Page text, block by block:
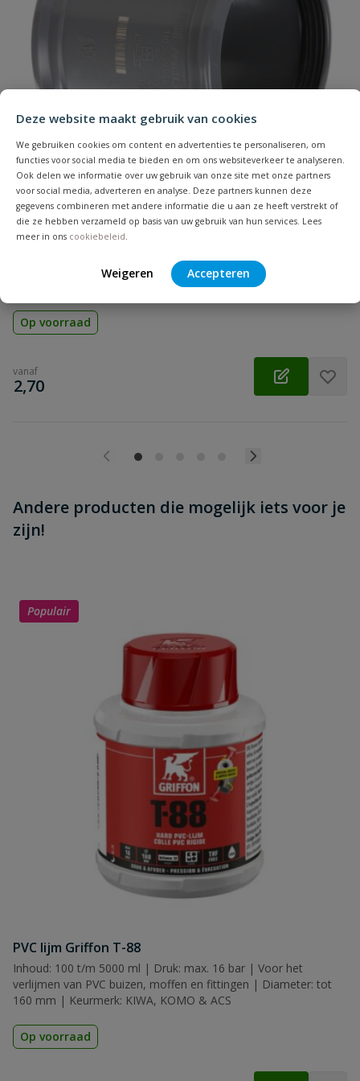
Deze website maakt gebruik van cookies
We gebruiken cookies om content en advertenties te personaliseren, om
functies voor social media te bieden en om ons websiteverkeer te analyseren.
Ook delen we informatie over uw gebruik van onze site met onze partners
voor social media, adverteren en analyse. Deze partners kunnen deze
gegevens combineren met andere informatie die u aan ze heeft verstrekt of
die ze hebben verzameld op basis van uw gebruik van hun services. Lees
meer in ons cookiebeleid
Weigeren Accepteren
Samenvatting
Beoordeling
PVC overschuifmof
manchet | Kleur: grijs | KOMO
Op voorraad
vanaf
€
2,70
Andere producten die mogelijk iets voor je
zijn!
Populair
PVC lijm Griffon T-88
Inhoud: 100 t/m 5000 ml | Druk: max. 16 bar | Voor het
verlijmen van PVC buizen, moffen en fittingen | Diameter: tot
160 mm | Keurmerk: KIWA, KOMO & ACS
Op voorraad